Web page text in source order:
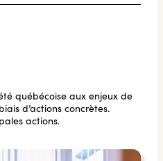
québécoise aux enjeux de
d’actions concrètes.
actions.